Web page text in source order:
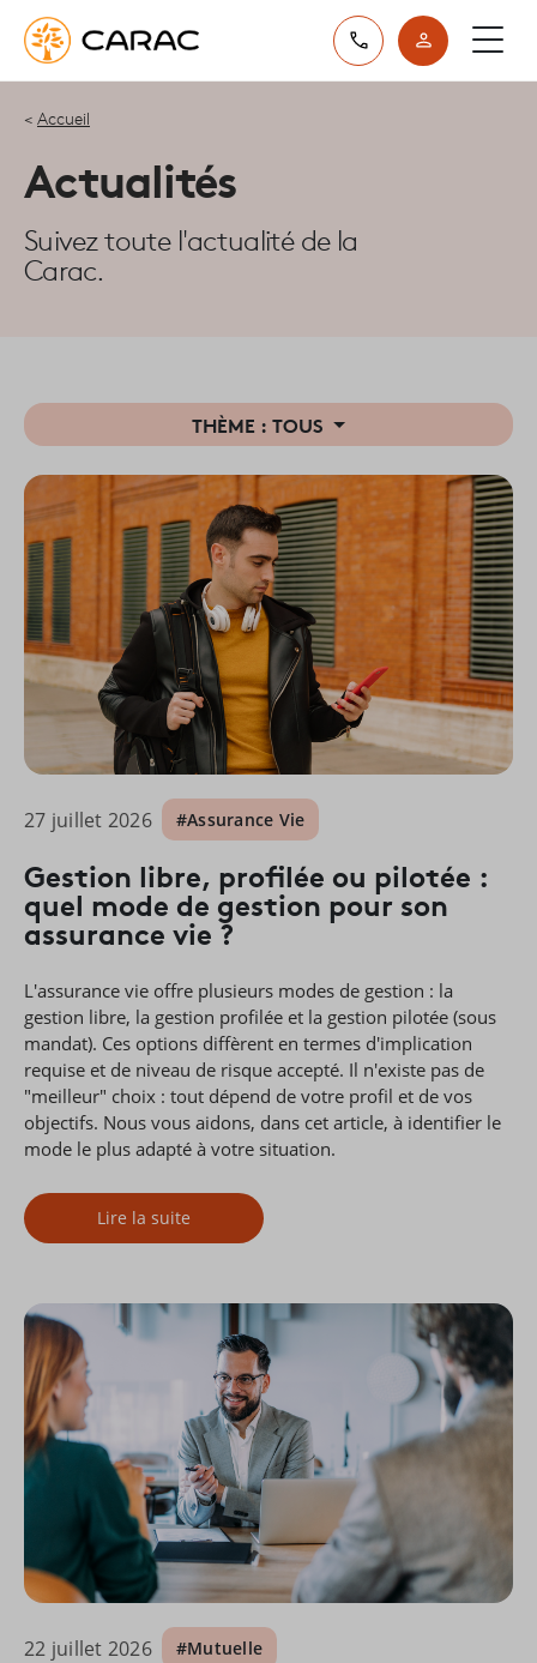
Accueil
Actualités
Suivez toute l'actualité de la
Carac.
THÈME :TOUS
27 juillet 2026 #Assurance Vie
Gestion libre, profilée ou pilotée :
quel mode de gestion pour son
assurance vie ?
L'assurance vie offre plusieurs modes de gestion : la
gestion libre, la gestion profilée et la gestion pilotée (sous
mandat). Ces options diffèrent en termes d'implication
requise et de niveau de risque accepté. Il n'existe pas de
"meilleur" choix : tout dépend de votre profil et de vos
objectifs. Nous vous aidons, dans cet article, à identifier le
mode le plus adapté à votre situation.
Lire la suite
22 juillet 2026 #Mutuelle
Paramétrer vos préférences sur les cookies